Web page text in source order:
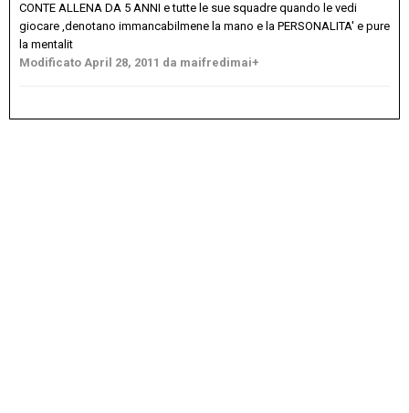
CONTE ALLENA DA 5 ANNI e tutte le sue squadre quando le vedi
giocare ,denotano immancabilmene la mano e la PERSONALITA' e pure
la mentalit
Modificato April 28, 2011 da maifredimai+